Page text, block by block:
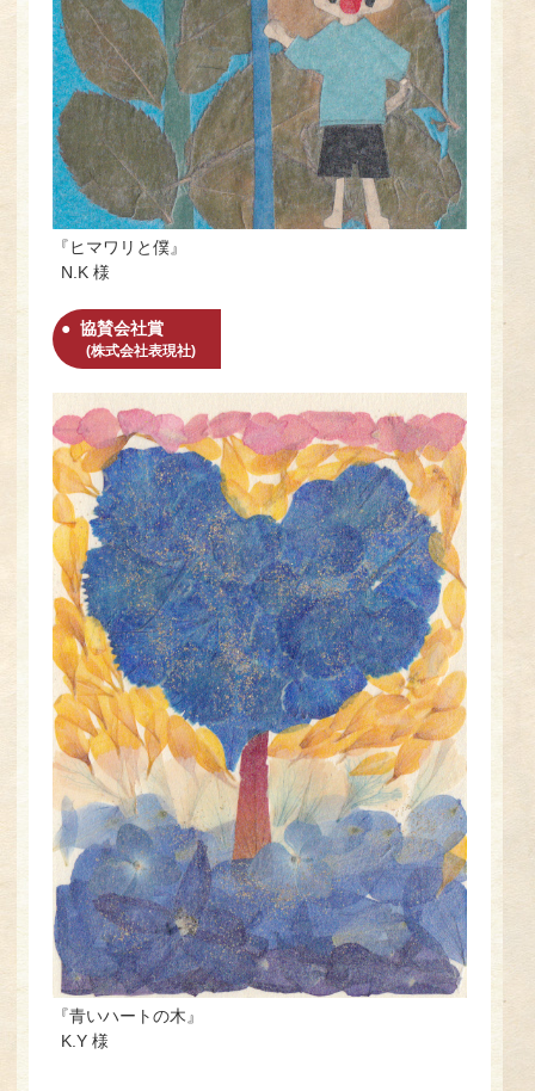
『ヒマワリと僕』
N.K 様
協賛会社賞
(株式会社表現社)
『青いハートの木』
K.Y 様